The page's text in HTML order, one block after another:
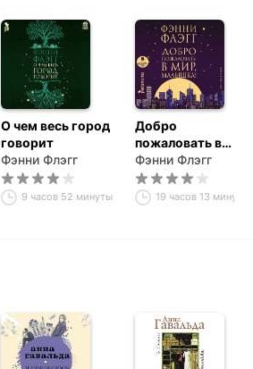
О чем весь город
говорит
Фэнни Флэгг
9 часов 52 минуты
Добро
пожаловать в
мир, Малышка!
Фэнни Флэгг
19 часов 13 минут